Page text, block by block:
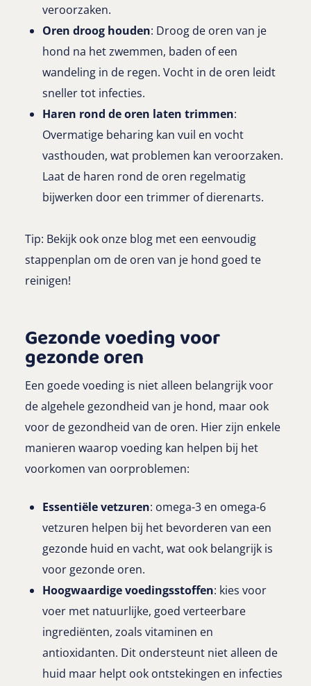
veroorzaken.
Oren droog houden: Droog de oren van je
hond na het zwemmen, baden of een
wandeling in de regen. Vocht in de oren leidt
sneller tot infecties.
Haren rond de oren laten trimmen:
Overmatige beharing kan vuil en vocht
vasthouden, wat problemen kan veroorzaken.
Laat de haren rond de oren regelmatig
bijwerken door een trimmer of dierenarts.
Tip: Bekijk ook onze blog met een eenvoudig
stappenplan om de oren van je hond goed te
reinigen!
Gezonde voeding voor
gezonde oren
Een goede voeding is niet alleen belangrijk voor
de algehele gezondheid van je hond, maar ook
voor de gezondheid van de oren. Hier zijn enkele
manieren waarop voeding kan helpen bij het
voorkomen van oorproblemen:
Essentiële vetzuren: omega-3 en omega-6
vetzuren helpen bij het bevorderen van een
gezonde huid en vacht, wat ook belangrijk is
voor gezonde oren.
Hoogwaardige voedingsstoffen: kies voor
voer met natuurlijke, goed verteerbare
ingrediënten, zoals vitaminen en
antioxidanten. Dit ondersteunt niet alleen de
huid maar helpt ook ontstekingen en infecties